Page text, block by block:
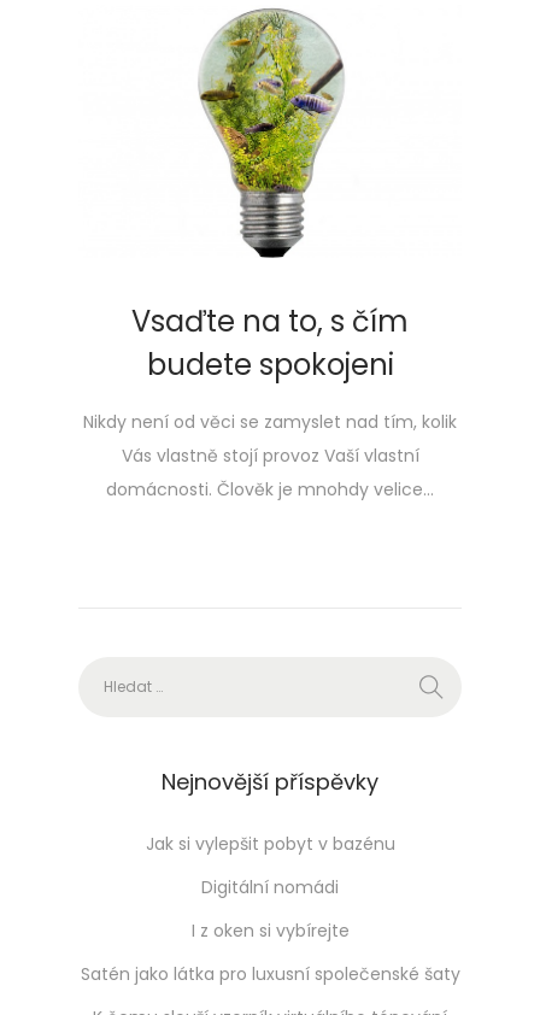
Vsaďte na to, s čím
budete spokojeni
Nikdy není od věci se zamyslet nad tím, kolik
Vás vlastně stojí provoz Vaší vlastní
domácnosti. Člověk je mnohdy velice…
Nejnovější příspěvky
Jak si vylepšit pobyt v bazénu
Digitální nomádi
I z oken si vybírejte
Satén jako látka pro luxusní společenské šaty